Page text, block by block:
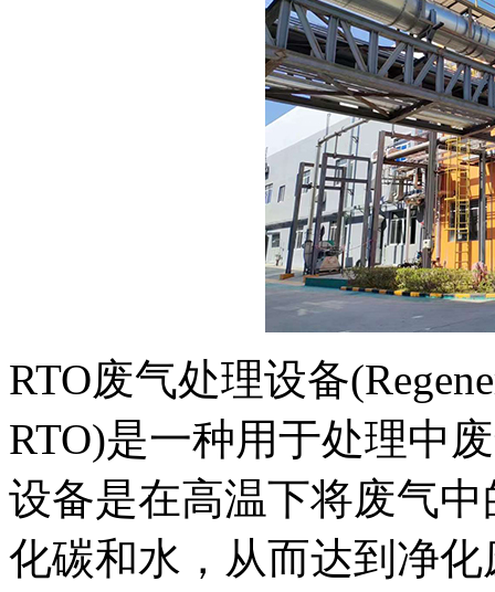
RTO废气处理设备
RTO)是一种用于处理中
设备是在高温下将废气
化碳和水，从而达到净